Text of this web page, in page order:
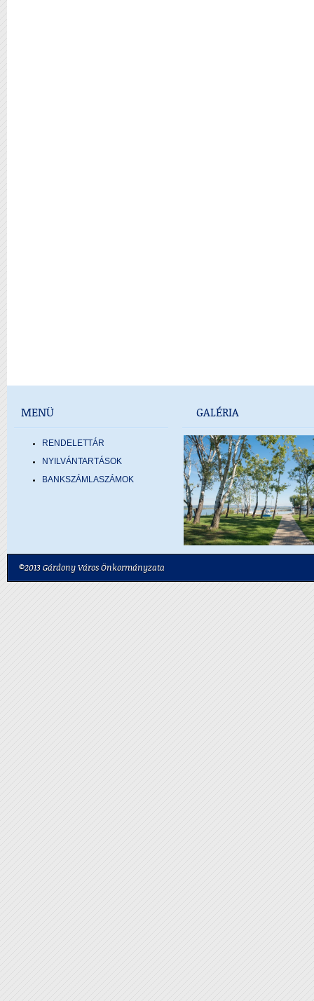
MENÜ
RENDELETTÁR
NYILVÁNTARTÁSOK
BANKSZÁMLASZÁMOK
GALÉRIA
©2013 Gárdony Város Önkormányzata